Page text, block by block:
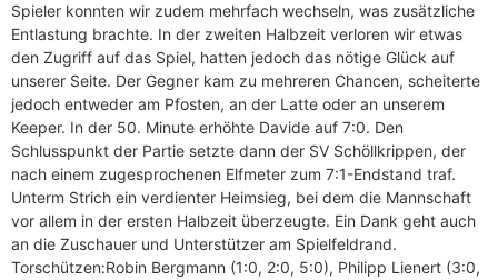
Spieler konnten wir zudem mehrfach wechseln, was zusätzliche
Entlastung brachte. In der zweiten Halbzeit verloren wir etwas
den Zugriff auf das Spiel, hatten jedoch das nötige Glück auf
unserer Seite. Der Gegner kam zu mehreren Chancen, scheiterte
jedoch entweder am Pfosten, an der Latte oder an unserem
Keeper. In der 50. Minute erhöhte Davide auf 7:0. Den
Schlusspunkt der Partie setzte dann der SV Schöllkrippen, der
nach einem zugesprochenen Elfmeter zum 7:1-Endstand traf.
Unterm Strich ein verdienter Heimsieg, bei dem die Mannschaft
vor allem in der ersten Halbzeit überzeugte. Ein Dank geht auch
an die Zuschauer und Unterstützer am Spielfeldrand.
Torschützen:Robin Bergmann (1:0, 2:0, 5:0), Philipp Lienert (3:0,